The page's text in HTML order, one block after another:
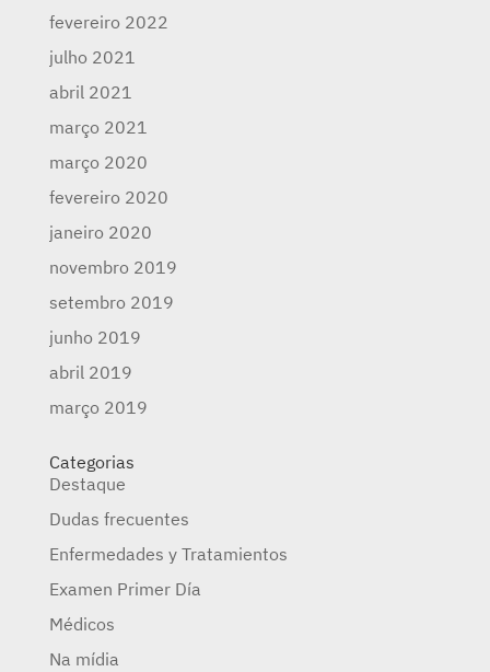
fevereiro 2022
julho 2021
abril 2021
março 2021
março 2020
fevereiro 2020
janeiro 2020
novembro 2019
setembro 2019
junho 2019
abril 2019
março 2019
Categorias
Destaque
Dudas frecuentes
Enfermedades y Tratamientos
Examen Primer Día
Médicos
Na mídia